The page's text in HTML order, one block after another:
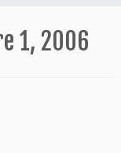
1, 2006